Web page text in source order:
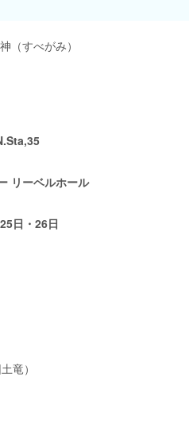
（すべがみ）
リーベルホール
日・26日
竜）